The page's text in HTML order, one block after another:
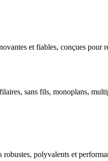
et fiables, conçues pour
sans fils, monoplans,
polyvalents et